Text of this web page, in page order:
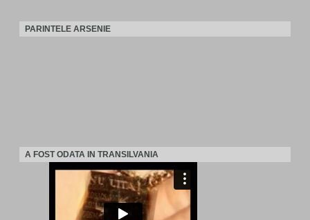
PARINTELE ARSENIE
A FOST ODATA IN TRANSILVANIA